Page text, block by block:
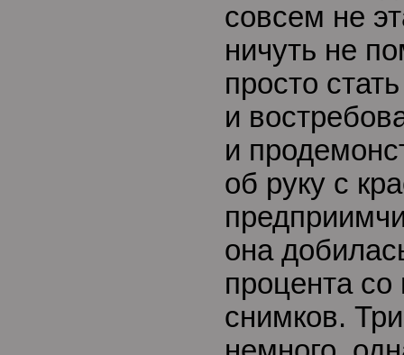
совсем не
ничуть не
просто
и
и
об руку с
она
процента со
снимков.